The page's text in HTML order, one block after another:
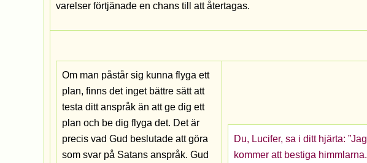
varelser förtjänade en chans till att återtagas.
Om man påstår sig kunna flyga ett
plan, finns det inget bättre sätt att
testa ditt anspråk än att ge dig ett
plan och be dig flyga det. Det är
precis vad Gud beslutade att göra
som svar på Satans anspråk. Gud
Du, Lucifer, sa i ditt hjärta: ”Jag
kommer att bestiga himmlarna.